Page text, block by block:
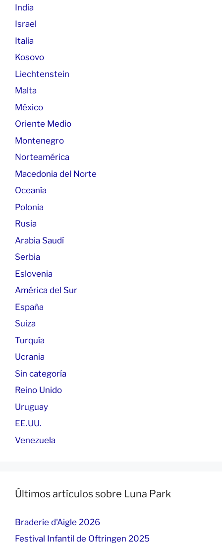
India
Israel
Italia
Kosovo
Liechtenstein
Malta
México
Oriente Medio
Montenegro
Norteamérica
Macedonia del Norte
Oceanía
Polonia
Rusia
Arabia Saudí
Serbia
Eslovenia
América del Sur
España
Suiza
Turquía
Ucrania
Sin categoría
Reino Unido
Uruguay
EE.UU.
Venezuela
Últimos artículos sobre Luna Park
Braderie d'Aigle 2026
Festival Infantil de Oftringen 2025